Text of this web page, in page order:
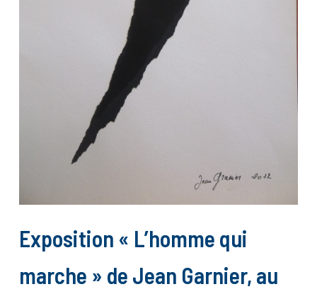
Exposition « L’homme qui
marche » de Jean Garnier, au